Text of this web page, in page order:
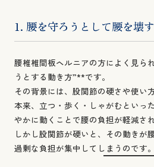
1. 腰を守ろうとして腰を壊
腰椎椎間板ヘルニアの方によく見ら
うとする動き方”**です。
その背景には、股関節の硬さや使い
本来、立つ・歩く・しゃがむといっ
やかに動くことで腰の負担が軽減され
しかし股関節が硬いと、その動きが
過剰な負担が集中してしまうのです。